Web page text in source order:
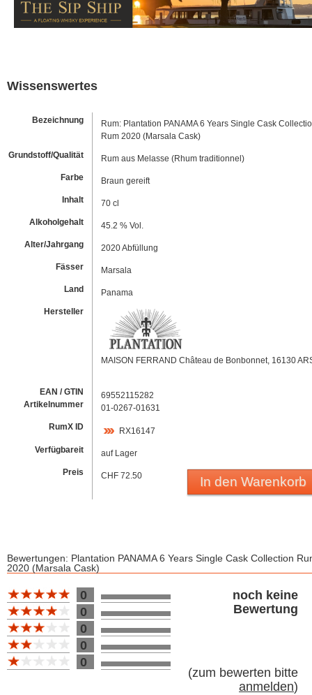
Wissenswertes
Bezeichnung
Rum: Plantation PANAMA 6 Years Single Cask
Rum 2020 (Marsala Cask)
Grundstoff/Qualität
Rum aus Melasse (Rhum traditionnel)
Farbe
Braun gereift
Inhalt
70 cl
Alkoholgehalt
45.2 % Vol.
Alter/Jahrgang
2020 Abfüllung
Fässer
Marsala
Land
Panama
Hersteller
MAISON FERRAND Château de Bonbonnet, 16130
EAN / GTIN
Artikelnummer
69552115282
01-0267-01631
RumX ID
RX16147
Verfügbareit
auf Lager
Preis
CHF 72.50 In den Warenkorb
Bewertungen: Plantation PANAMA 6 Years Single Cask Collection
2020 (Marsala Cask)
Bewertung 100
0
0
0
0
noch keine
Bewertung
(zum bewerten bitte
anmelden)